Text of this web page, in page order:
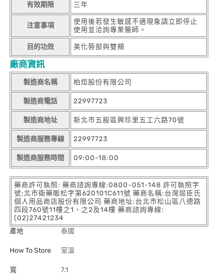
有效期限 三年
注意事項
使用後若發生敏感不適現象請立即停止
使用並洽詢專業醫師。
目的功效 美化唇部與雙頰
廠商資訊
製造商名稱 柏炬股份有限公司
製造商電話 22997723
製造商地址 新北市五股區興珍里五工六路70號
製造商服務專線 22997723
製造商服務時間 09:00-18:00
藥商許可執照: 藥商諮詢專線:0800-051-148 許可執照字
號:北市衛藥販松字第620101C611號 藥商名稱:台灣屈臣氏
個人用品商店股份有限公司 藥商地址:台北市松山區八德路
四段760號11樓之1、之2及14樓 藥商諮詢專線:
(02)27421234
產地
泰國
How To Store 室溫
寬 7.1